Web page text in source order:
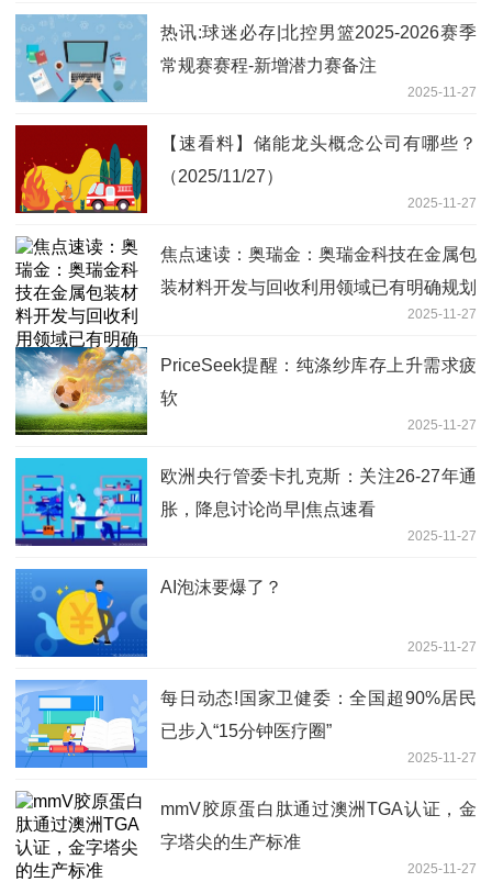
热讯:球迷必存|北控男篮2025-2026赛季
常规赛赛程-新增潜力赛备注
2025-11-27
【速看料】储能龙头概念公司有哪些？
（2025/11/27）
2025-11-27
焦点速读：奥瑞金：奥瑞金科技在金属包
装材料开发与回收利用领域已有明确规划
2025-11-27
PriceSeek提醒：纯涤纱库存上升需求疲
软
2025-11-27
欧洲央行管委卡扎克斯：关注26-27年通
胀，降息讨论尚早|焦点速看
2025-11-27
AI泡沫要爆了？
2025-11-27
每日动态!国家卫健委：全国超90%居民
已步入“15分钟医疗圈”
2025-11-27
mmV胶原蛋白肽通过澳洲TGA认证，金
字塔尖的生产标准
2025-11-27